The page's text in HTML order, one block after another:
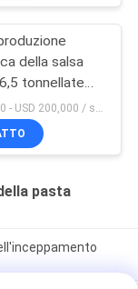
della salsa
tonnellate
pasta